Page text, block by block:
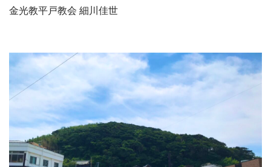
金光教平戸教会 細川佳世